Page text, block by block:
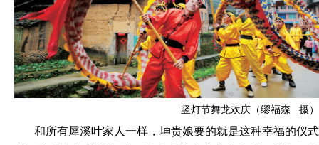
竖灯节舞龙欢庆（缪福森 摄）
和所有犀溪叶家人一样，坤贵娘要的就是这种幸福的仪式